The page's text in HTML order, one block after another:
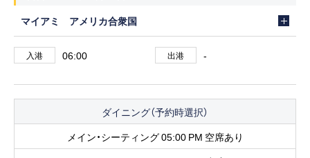
マイアミ アメリカ合衆国
入港 06:00 出港 -
ダイニング（予約時選択）
メイン・シーティング 05:00 PM 空席あり